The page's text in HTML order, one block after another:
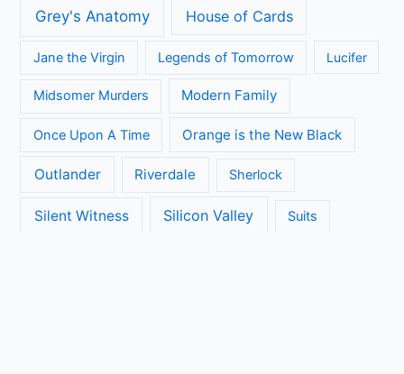
Grey's Anatomy House of Cards
Jane the Virgin Legends of Tomorrow Lucifer
Midsomer Murders Modern Family
Once Upon A Time Orange is the New Black
Outlander Riverdale Sherlock
Silent Witness Silicon Valley Suits